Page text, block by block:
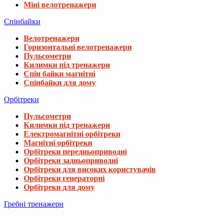
Міні велотренажери
Спінбайки
Велотренажери
Горизонтальні велотренажери
Пульсометри
Килимки під тренажери
Спін байки магнітні
Спінбайки для дому
Орбітреки
Пульсометри
Килимки під тренажери
Електромагнітні орбітреки
Магнітні орбітреки
Орбітреки передньоприводні
Орбітреки задньоприводні
Орбітреки для високих користувачів
Орбітреки генераторні
Орбітреки для дому
Гребні тренажери